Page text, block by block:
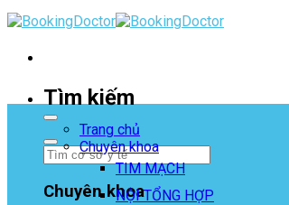
Skip
to
Tìm kiếm
Chuyên khoa
Trang chủ
Chuyên khoa
TIM MẠCH
NỘI TỔNG HỢP